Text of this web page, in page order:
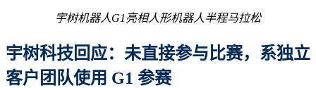
宇树机器人G1亮相人形机器人半程马拉松
宇树科技回应：未直接参与比赛，系独立
客户团队使用 G1 参赛